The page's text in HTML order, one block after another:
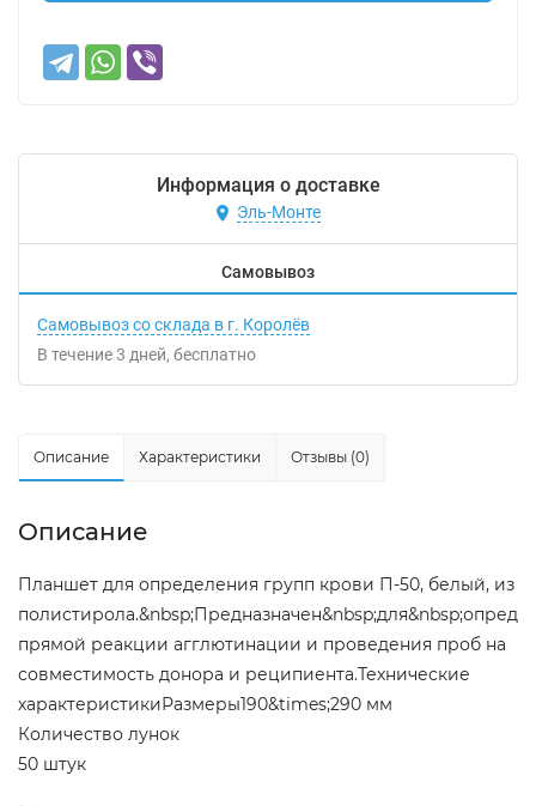
Информация о доставке
Эль-Монте
Самовывоз
Самовывоз со склада в г. Королёв
В течение3 дней Бесплатно
Описание Характеристики Отзывы (0)
Описание
Планшет для определения групп крови П-50, белый, из
прямой реакции агглютинации и проведения проб на
совместимость донора и реципиента.Технические
характеристикиРазмеры190&times;290 мм
Количество лунок
50 штук